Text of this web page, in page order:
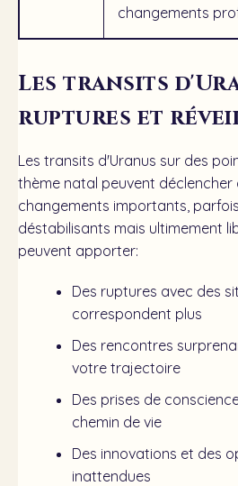
changements
Les transits
ruptures et
Les transits d'Uranus sur des
thème natal peuvent déclencher
changements importants,
déstabilisants mais ultimement
peuvent apporter:
Des ruptures avec des
correspondent plus
Des rencontres
votre trajectoire
Des prises de
chemin de vie
Des innovations et des
inattendues